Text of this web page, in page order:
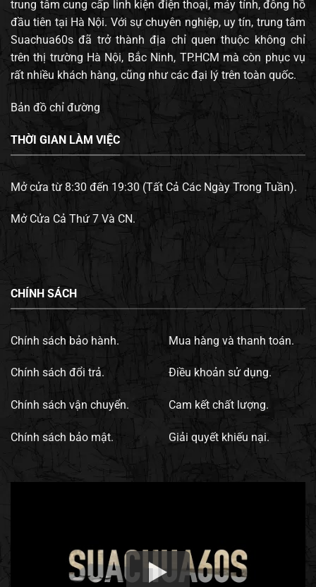
trung tâm cung cấp linh kiện điện thoại, máy tính, đông hồ
đầu tiên tại Hà Nội. Với sự chuyên nghiệp, uy tín, trung tâm
Suachua60s đã trở thành địa chỉ quen thuộc không chỉ
trên thị trường Hà Nội, Bắc Ninh, TP.HCM mà còn phục vụ
rất nhiều khách hàng, cũng như các đại lý trên toàn quốc.
Bản đồ chỉ đường
THỜI GIAN LÀM VIỆC
Mở cửa từ 8:30 đến 19:30 (Tất Cả Các Ngày Trong Tuần).
Mở Cửa Cả Thứ 7 Và CN.
CHÍNH SÁCH
Chính sách bảo hành.
Chính sách đổi trả.
Chính sách vận chuyển.
Chính sách bảo mật.
Mua hàng và thanh toán.
Điều khoản sử dụng.
Cam kết chất lượng.
Giải quyết khiếu nại.